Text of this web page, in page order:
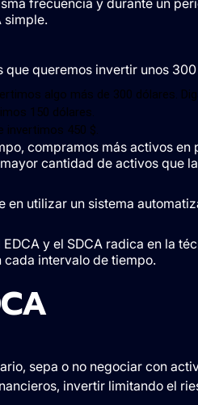
simple.
queremos invertir unos
algo más de 300 dólares.
150 dólares.
invertimos 450 $.
compramos más activos
cantidad de activos que
en utilizar un sistema
y el SDCA radica en la
intervalo de tiempo.
sepa o no negociar con
invertir limitando el